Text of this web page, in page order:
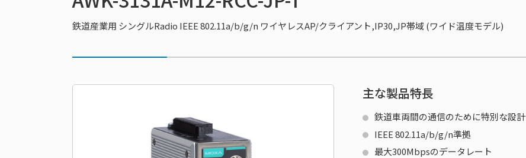
鉄道産業用 シングルRadio IEEE 802.11a/b/g/n ワイヤレスAP/クライアント,IP30,JP帯域 (ワイド温度モデル)
主な製品特長
鉄道車両間の通信のために特別な設計
IEEE 802.11a/b/g/n準拠
最大300Mbpsのデータレート